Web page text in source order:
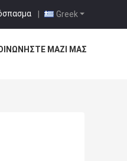
Greek
|
ΜΑΖΊ ΜΑΣ